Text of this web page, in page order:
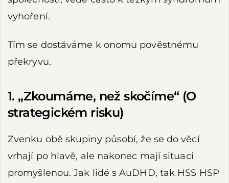
vyhoření.
Tím se dostáváme k onomu pověstnému
překryvu.
1. „Zkoumáme, než skočíme“ (O
strategickém risku)
Zvenku obě skupiny působí, že se do věcí
vrhají po hlavě, ale nakonec mají situaci
promyšlenou. Jak lidé s AuDHD, tak HSS HSP